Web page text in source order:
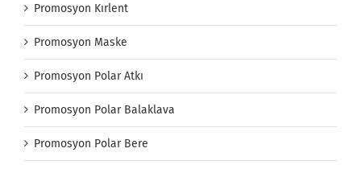
Promosyon Kırlent
Promosyon Maske
Promosyon Polar Atkı
Promosyon Polar Balaklava
Promosyon Polar Bere